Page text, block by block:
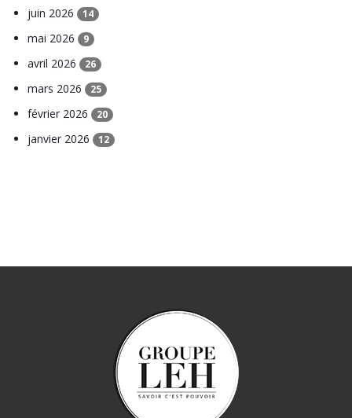
juin 2026 14
mai 2026 9
avril 2026 26
mars 2026 25
février 2026 20
janvier 2026 12